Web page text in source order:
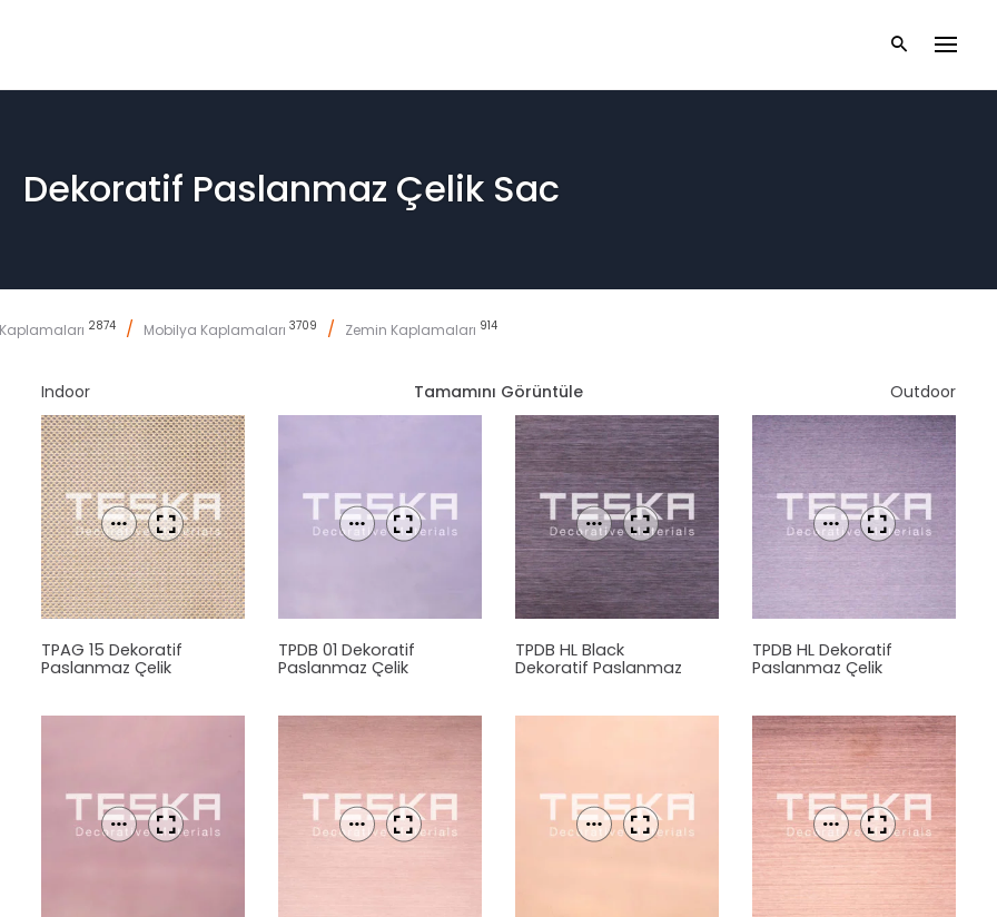
Dekoratif Paslanmaz Çelik Sac
2874 / Mobilya Kaplamaları 3709 / Zemin Kaplamaları 914
Indoor Tamamını Görüntüle Outdoor
TPAG 15 Dekoratif
Paslanmaz Çelik
TPDB 01 Dekoratif
Paslanmaz Çelik
TPDB HL Black
Dekoratif Paslanmaz
TPDB HL Dekoratif
Paslanmaz Çelik